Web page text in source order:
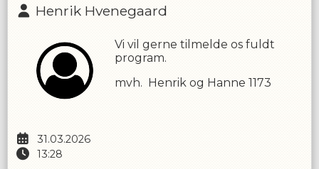
Henrik Hvenegaard
31.03.2026
13:28
Vi vil gerne tilmelde os fuldt
program.
mvh. Henrik og Hanne 1173